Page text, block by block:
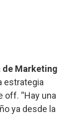
de Marketing
estrategia
off. “Hay una
ya desde la